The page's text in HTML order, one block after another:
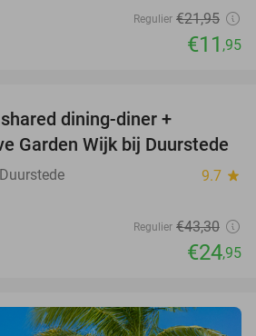
Regulier €21,95
€11 ,95
dining-diner +
Garden Wijk bij Duurstede
9.7 star
Regulier €43,30
€24,95